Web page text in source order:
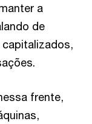
a
de
frente,